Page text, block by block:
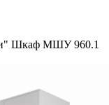
Шкаф МШУ 960.1